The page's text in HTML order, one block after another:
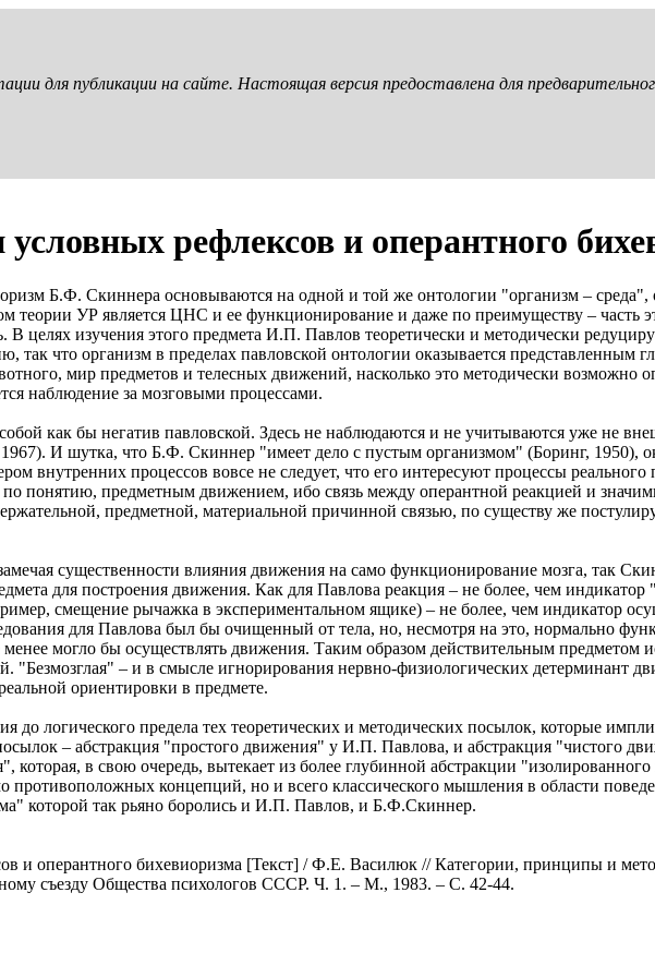
для публикации на сайте. Настоящая версия предоставлена для
рефлексов и оперантного
Б.Ф. Скиннера основываются на одной и той же онтологии "организм – среда",
теории УР является ЦНС и ее функционирование и даже по преимуществу – часть
целях изучения этого предмета И.П. Павлов теоретически и методически
так что организм в пределах павловской онтологии оказывается представленным
мир предметов и телесных движений, насколько это методически возможно
наблюдение за мозговыми процессами.
как бы негатив павловской. Здесь не наблюдаются и не учитываются уже не
И шутка, что Б.Ф. Скиннер "имеет дело с пустым организмом" (Боринг, 1950),
внутренних процессов вовсе не следует, что его интересуют процессы
понятию, предметным движением, ибо связь между оперантной реакцией и
предметной, материальной причинной связью, по существу же
существенности влияния движения на само функционирование мозга, так
для построения движения. Как для Павлова реакция – не более, чем
смещение рычажка в экспериментальном ящике) – не более, чем индикатор
для Павлова был бы очищенный от тела, но, несмотря на это, нормально
могло бы осуществлять движения. Таким образом действительным предметом
"Безмозглая" – и в смысле игнорирования нервно-физиологических детерминант
ориентировки в предмете.
до логического предела тех теоретических и методических посылок, которые
– абстракция "простого движения" у И.П. Павлова, и абстракция "чистого
которая, в свою очередь, вытекает из более глубинной абстракции
противоположных концепций, но и всего классического мышления в области
которой так рьяно боролись и И.П. Павлов, и Б.Ф.Скиннер.
и оперантного бихевиоризма [Текст] / Ф.Е. Василюк // Категории, принципы и
съезду Общества психологов СССР. Ч. 1. – М., 1983. – С. 42-44.